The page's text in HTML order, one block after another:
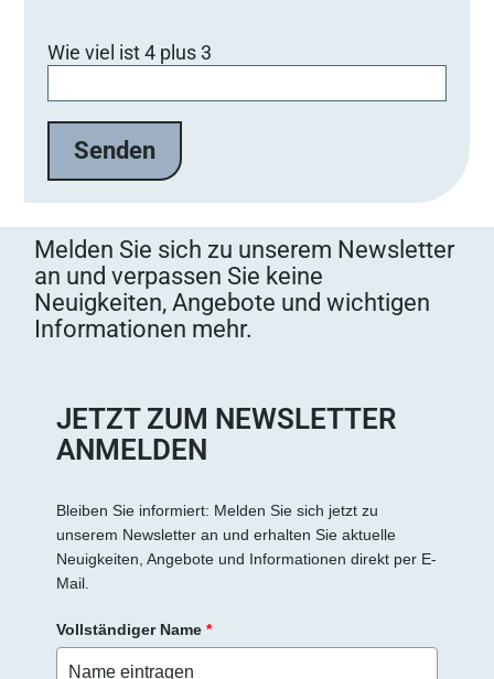
Wie viel ist 4 plus 3
Melden Sie sich zu unserem Newsletter
an und verpassen Sie keine
Neuigkeiten, Angebote und wichtigen
Informationen mehr.
JETZT ZUM NEWSLETTER
ANMELDEN
Bleiben Sie informiert: Melden Sie sich jetzt zu
unserem Newsletter an und erhalten Sie aktuelle
Neuigkeiten, Angebote und Informationen direkt per E-
Mail.
Vollständiger Name *